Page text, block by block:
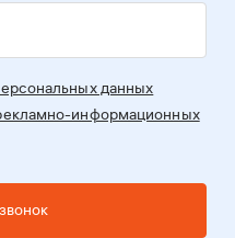
данных
информационных